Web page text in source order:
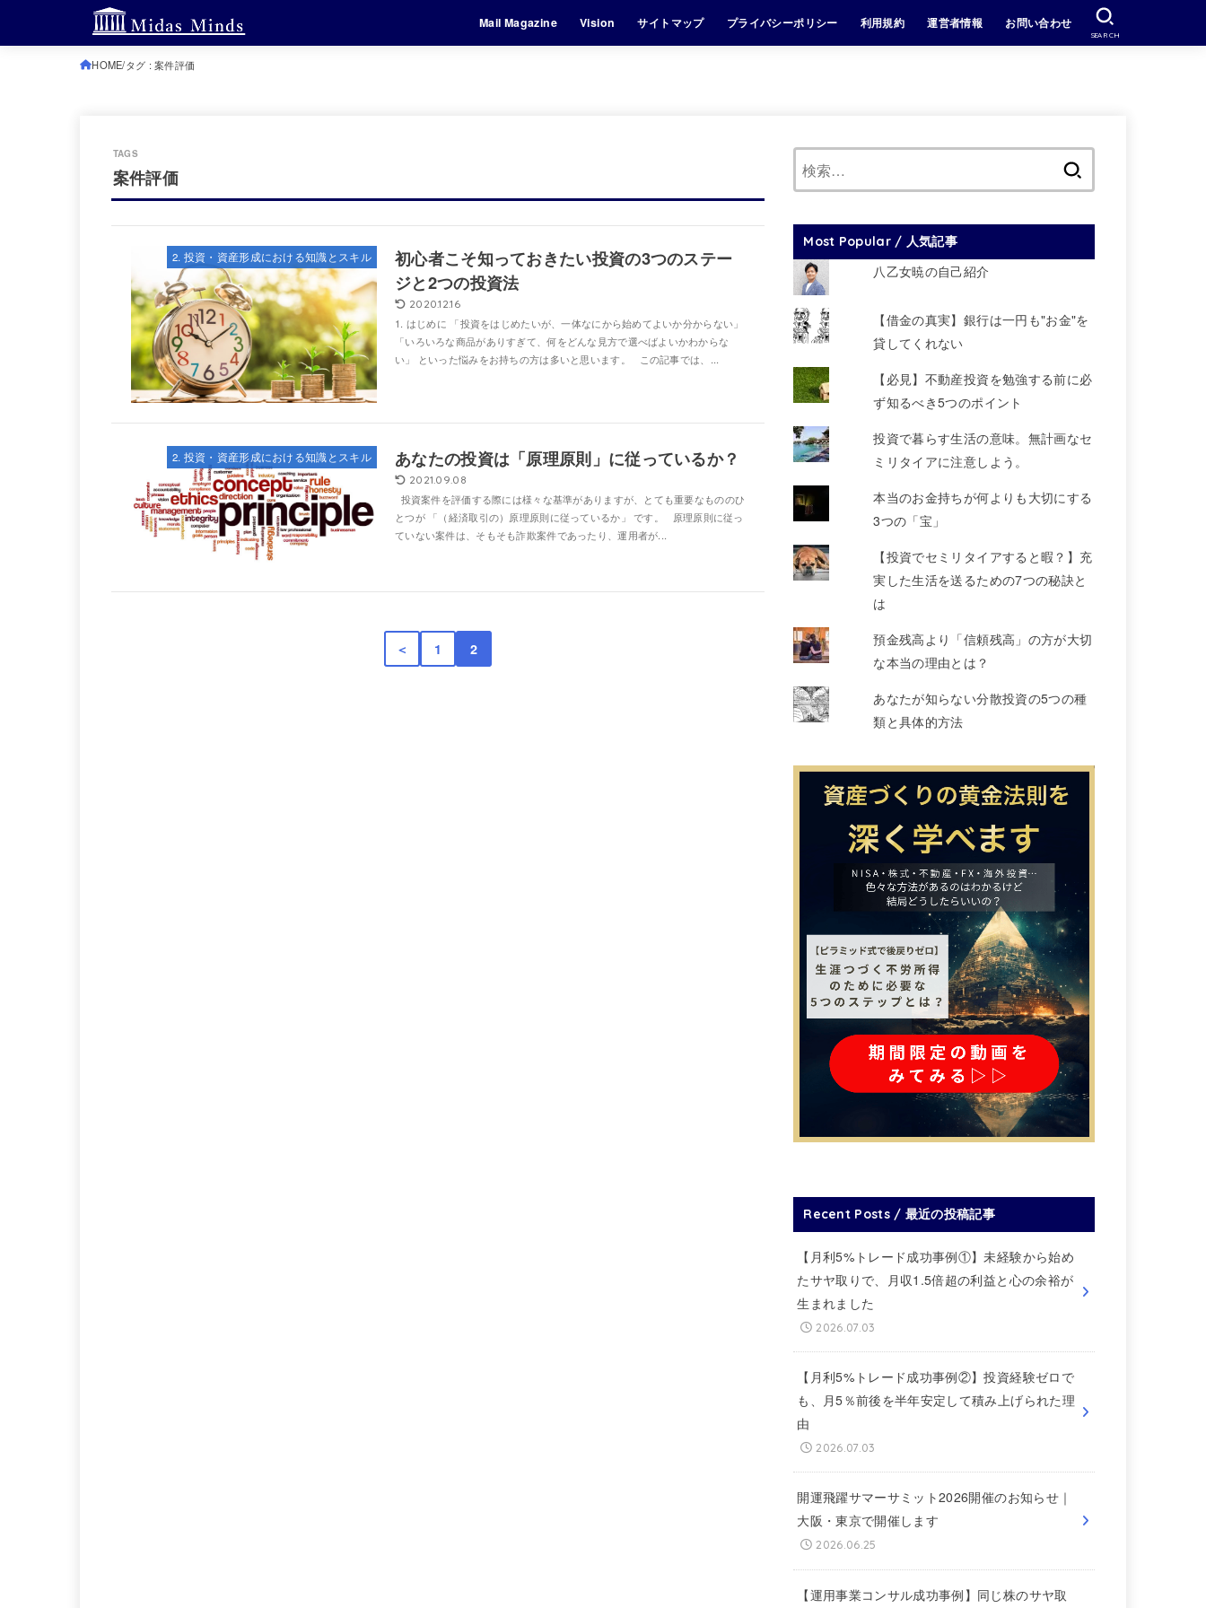
Mail Magazine Vision サイトマップ プライバシーポリシー 利用規約 運営者情報 お問い合わせ
SEARCH
HOME タグ : 案件評価
案件評価
2. 投資・資産形成における知識とスキル
初心者こそ知っておきたい投資の3つのステー
ジと2つの投資法
2020.12.16
1. はじめに 「投資をはじめたいが、一体なにから始めてよいか分からない」
「いろいろな商品がありすぎて、何をどんな見方で選べばよいかわからな
い」 といった悩みをお持ちの方は多いと思います。 この記事では、...
2. 投資・資産形成における知識とスキル あなたの投資は「原理原則」に従っているか？
2021.09.08
投資案件を評価する際には様々な基準がありますが、とても重要なもののひ
とつが 「（経済取引の）原理原則に従っているか」 です。 原理原則に従っ
ていない案件は、そもそも詐欺案件であったり、運用者が...
＜ 1 2
Most Popular / 人気記事
八乙女暁の自己紹介
【借金の真実】銀行は一円も"お金"を
貸してくれない
【必見】不動産投資を勉強する前に必
ず知るべき5つのポイント
投資で暮らす生活の意味。無計画なセ
ミリタイアに注意しよう。
本当のお金持ちが何よりも大切にする
3つの「宝」
【投資でセミリタイアすると暇？】充
実した生活を送るための7つの秘訣と
は
預金残高より「信頼残高」の方が大切
な本当の理由とは？
あなたが知らない分散投資の5つの種
類と具体的方法
Recent Posts / 最近の投稿記事
【月利5%トレード成功事例①】未経験から始め
たサヤ取りで、月収1.5倍超の利益と心の余裕が
生まれました
2026.07.03
【月利5%トレード成功事例②】投資経験ゼロで
も、月5％前後を半年安定して積み上げられた理
由
2026.07.03
開運飛躍サマーサミット2026開催のお知らせ｜
大阪・東京で開催します
2026.06.25
【運用事業コンサル成功事例】同じ株のサヤ取